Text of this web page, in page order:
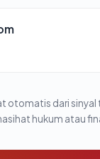
otomatis dari sinyal
hukum atau